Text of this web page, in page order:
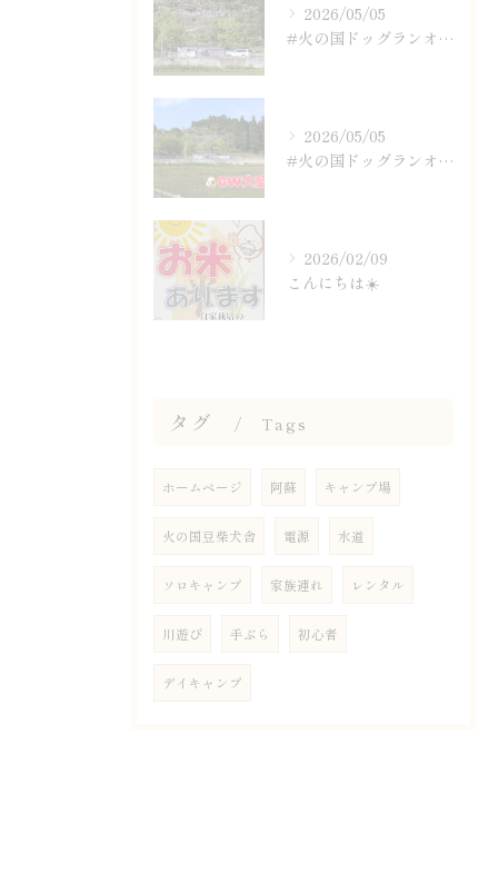
2026/05/05
#火の国ドッグランオートキャンプ場
2026/05/05
#火の国ドッグランオートキャンプ場
2026/02/09
こんにちは☀️
タグ Tags
ホームページ 阿蘇 キャンプ場
火の国豆柴犬舎 電源 水道
ソロキャンプ 家族連れ レンタル
川遊び 手ぶら 初心者
デイキャンプ